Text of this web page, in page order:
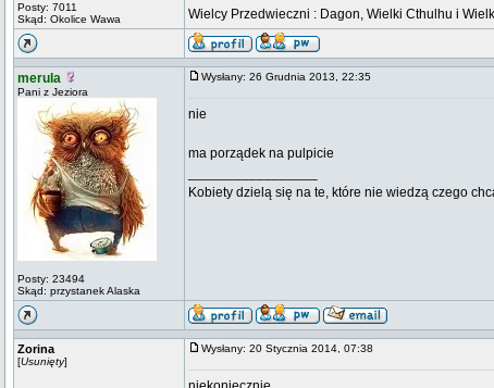
Posty: 7011
Skąd: Okolice Wawa
Wielcy Przedwieczni : Dagon, Wielki Cthulhu i
merula
Pani z Jeziora
Posty: 23494
Skąd: przystanek Alaska
Wysłany: 26 Grudnia 2013, 22:35
nie
ma porządek na pulpicie
Kobiety dzielą się na te, które nie wiedzą czego
Zorina
[Usunięty]
Wysłany: 20 Stycznia 2014, 07:38